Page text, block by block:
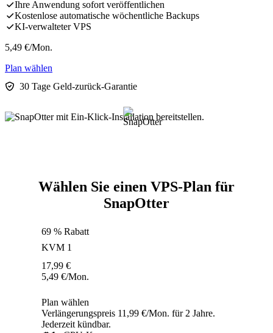
Ihre Anwendung sofort veröffentlichen
Kostenlose automatische wöchentliche Backups
KI-verwalteter VPS
5,49 €/Mon.
Plan wählen
30 Tage Geld-zurück-Garantie
Wählen Sie einen VPS-Plan für
SnapOtter
69 % Rabatt
KVM 1
17,99 €
5,49 €/Mon.
Plan wählen
Verlängerungspreis 11,99 €/Mon. für 2 Jahre.
Jederzeit kündbar.